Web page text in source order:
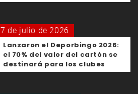
7 de julio de 2026
Lanzaron el Deporbingo 2026:
el 70% del valor del cartón se
destinará para los clubes